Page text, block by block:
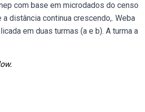
com base em microdados do censo
distância continua crescendo,. Weba
em duas turmas (a e b). A turma a